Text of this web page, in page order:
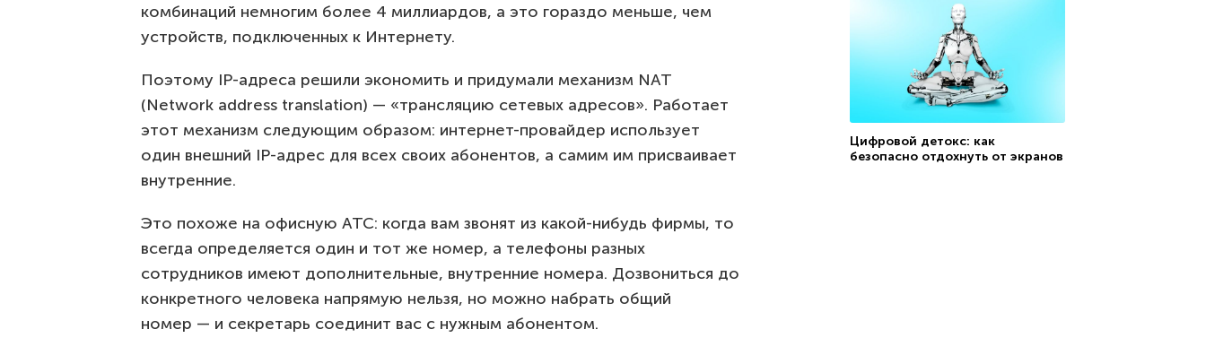
комбинаций немногим более 4 миллиардов, а это гораздо меньше, чем
устройств, подключенных к Интернету.
Поэтому IP-адреса решили экономить и придумали механизм NAT
(Network address translation) — «трансляцию сетевых адресов». Работает
этот механизм следующим образом: интернет-провайдер использует
один внешний IP-адрес для всех своих абонентов, а самим им присваивает
внутренние.
Это похоже на офисную АТС: когда вам звонят из какой-нибудь фирмы, то
всегда определяется один и тот же номер, а телефоны разных
сотрудников имеют дополнительные, внутренние номера. Дозвониться до
конкретного человека напрямую нельзя, но можно набрать общий
номер — и секретарь соединит вас с нужным абонентом.
Цифровой детокс: как
безопасно отдохнуть от экранов